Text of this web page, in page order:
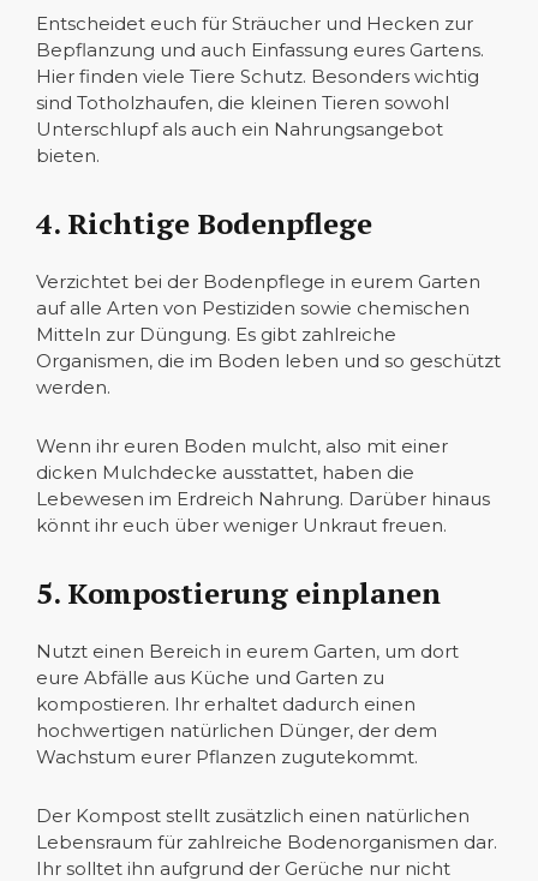
Entscheidet euch für Sträucher und Hecken zur
Bepflanzung und auch Einfassung eures Gartens.
Hier finden viele Tiere Schutz. Besonders wichtig
sind Totholzhaufen, die kleinen Tieren sowohl
Unterschlupf als auch ein Nahrungsangebot
bieten.
4. Richtige Bodenpflege
Verzichtet bei der Bodenpflege in eurem Garten
auf alle Arten von Pestiziden sowie chemischen
Mitteln zur Düngung. Es gibt zahlreiche
Organismen, die im Boden leben und so geschützt
werden.
Wenn ihr euren Boden mulcht, also mit einer
dicken Mulchdecke ausstattet, haben die
Lebewesen im Erdreich Nahrung. Darüber hinaus
könnt ihr euch über weniger Unkraut freuen.
5. Kompostierung einplanen
Nutzt einen Bereich in eurem Garten, um dort
eure Abfälle aus Küche und Garten zu
kompostieren. Ihr erhaltet dadurch einen
hochwertigen natürlichen Dünger, der dem
Wachstum eurer Pflanzen zugutekommt.
Der Kompost stellt zusätzlich einen natürlichen
Lebensraum für zahlreiche Bodenorganismen dar.
Ihr solltet ihn aufgrund der Gerüche nur nicht